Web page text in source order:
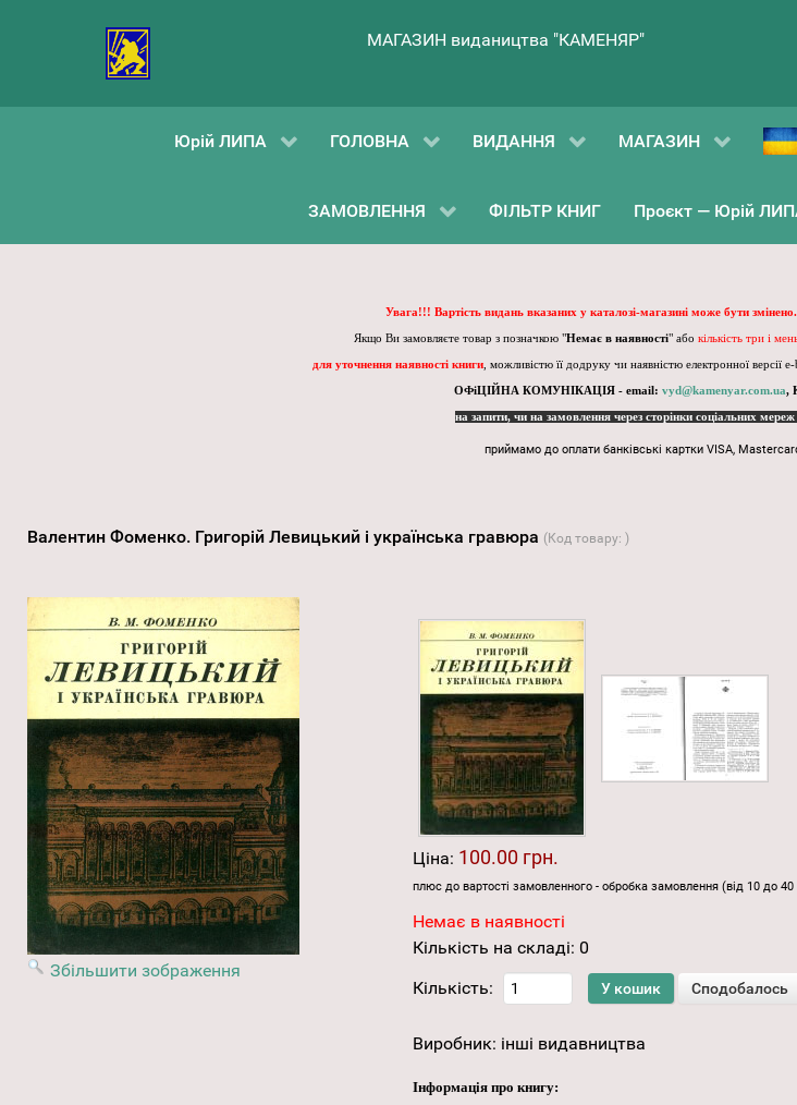
МАГАЗИН видаництва "КАМЕНЯР"
Юрій ЛИПА ГОЛОВНА ВИДАННЯ МАГАЗИН
ЗАМОВЛЕННЯ ФІЛЬТР КНИГ Проєкт — Юрій
Увага!!! Вартість видань вказаних у каталозі-магазині може бути
Якщо Ви замовляєте товар з позначкою "Немає в наявності" або кількість три і
для уточнення наявності книги, можливістю її додруку чи наявністю електронної версії
ОФіЦІЙНА КОМУНІКАЦІЯ - email: vyd@kamenyar.com.ua,
на запити, чи на замовлення через сторінки соціальних
приймамо до оплати банківські картки VISA,
Валентин Фоменко. Григорій Левицький і українська гравюра (Код товару: )
Збільшити зображення
Ціна: 100.00 грн.
плюс до вартості замовленного - обробка замовлення (від 10 до 40
Немає в наявності
Кількість на складі: 0
Кількість:
Виробник: інші видавництва
Інформація про книгу: